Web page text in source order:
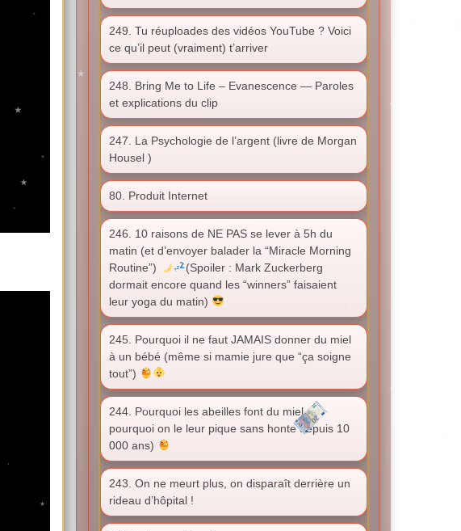
249. Tu réuploades des vidéos YouTube ? Voici
ce qu’il peut (vraiment) t’arriver
248. Bring Me to Life – Evanescence — Paroles
et explications du clip
247. La Psychologie de l’argent (livre de Morgan
Housel )
80. Produit Internet
246. 10 raisons de NE PAS se lever à 5h du
matin (et d’envoyer balader la “Miracle Morning
Routine”)
(Spoiler : Mark Zuckerberg
dormait encore quand les “winners” faisaient
leur yoga du matin)
245. Pourquoi il ne faut JAMAIS donner du miel
à un bébé (même si mamie jure que “ça soigne
tout”)
244. Pourquoi les abeilles font du miel (et
pourquoi on le leur pique sans honte depuis 10
000 ans)
243. On ne meurt plus, on disparaît derrière un
rideau d’hôpital !